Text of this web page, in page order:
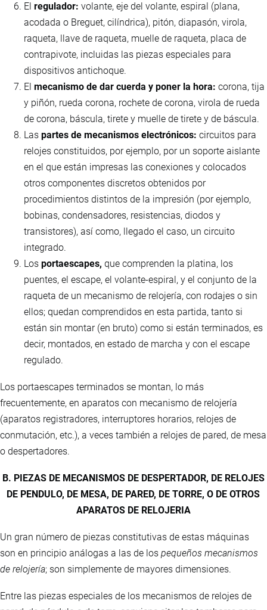
El regulador: volante, eje del volante, espiral (plana,
acodada o Breguet, cilíndrica), pitón, diapasón, virola,
raqueta, llave de raqueta, muelle de raqueta, placa de
contrapivote, incluidas las piezas especiales para
dispositivos antichoque.
El mecanismo de dar cuerda y poner la hora: corona, tija
y piñón, rueda corona, rochete de corona, virola de rueda
de corona, báscula, tirete y muelle de tirete y de báscula.
Las partes de mecanismos electrónicos: circuitos para
relojes constituidos, por ejemplo, por un soporte aislante
en el que están impresas las conexiones y colocados
otros componentes discretos obtenidos por
procedimientos distintos de la impresión (por ejemplo,
bobinas, condensadores, resistencias, diodos y
transistores), así como, llegado el caso, un circuito
integrado.
Los portaescapes, que comprenden la platina, los
puentes, el escape, el volante-espiral, y el conjunto de la
raqueta de un mecanismo de relojería, con rodajes o sin
ellos; quedan comprendidos en esta partida, tanto si
están sin montar (en bruto) como si están terminados, es
decir, montados, en estado de marcha y con el escape
regulado.
Los portaescapes terminados se montan, lo más
frecuentemente, en aparatos con mecanismo de relojería
(aparatos registradores, interruptores horarios, relojes de
conmutación, etc.), a veces también a relojes de pared, de mesa
o despertadores.
B. PIEZAS DE MECANISMOS DE DESPERTADOR, DE RELOJES
DE PENDULO, DE MESA, DE PARED, DE TORRE, O DE OTROS
APARATOS DE RELOJERIA
Un gran número de piezas constitutivas de estas máquinas
son en principio análogas a las de los pequeños mecanismos
de relojería; son simplemente de mayores dimensiones.
Entre las piezas especiales de los mecanismos de relojes de